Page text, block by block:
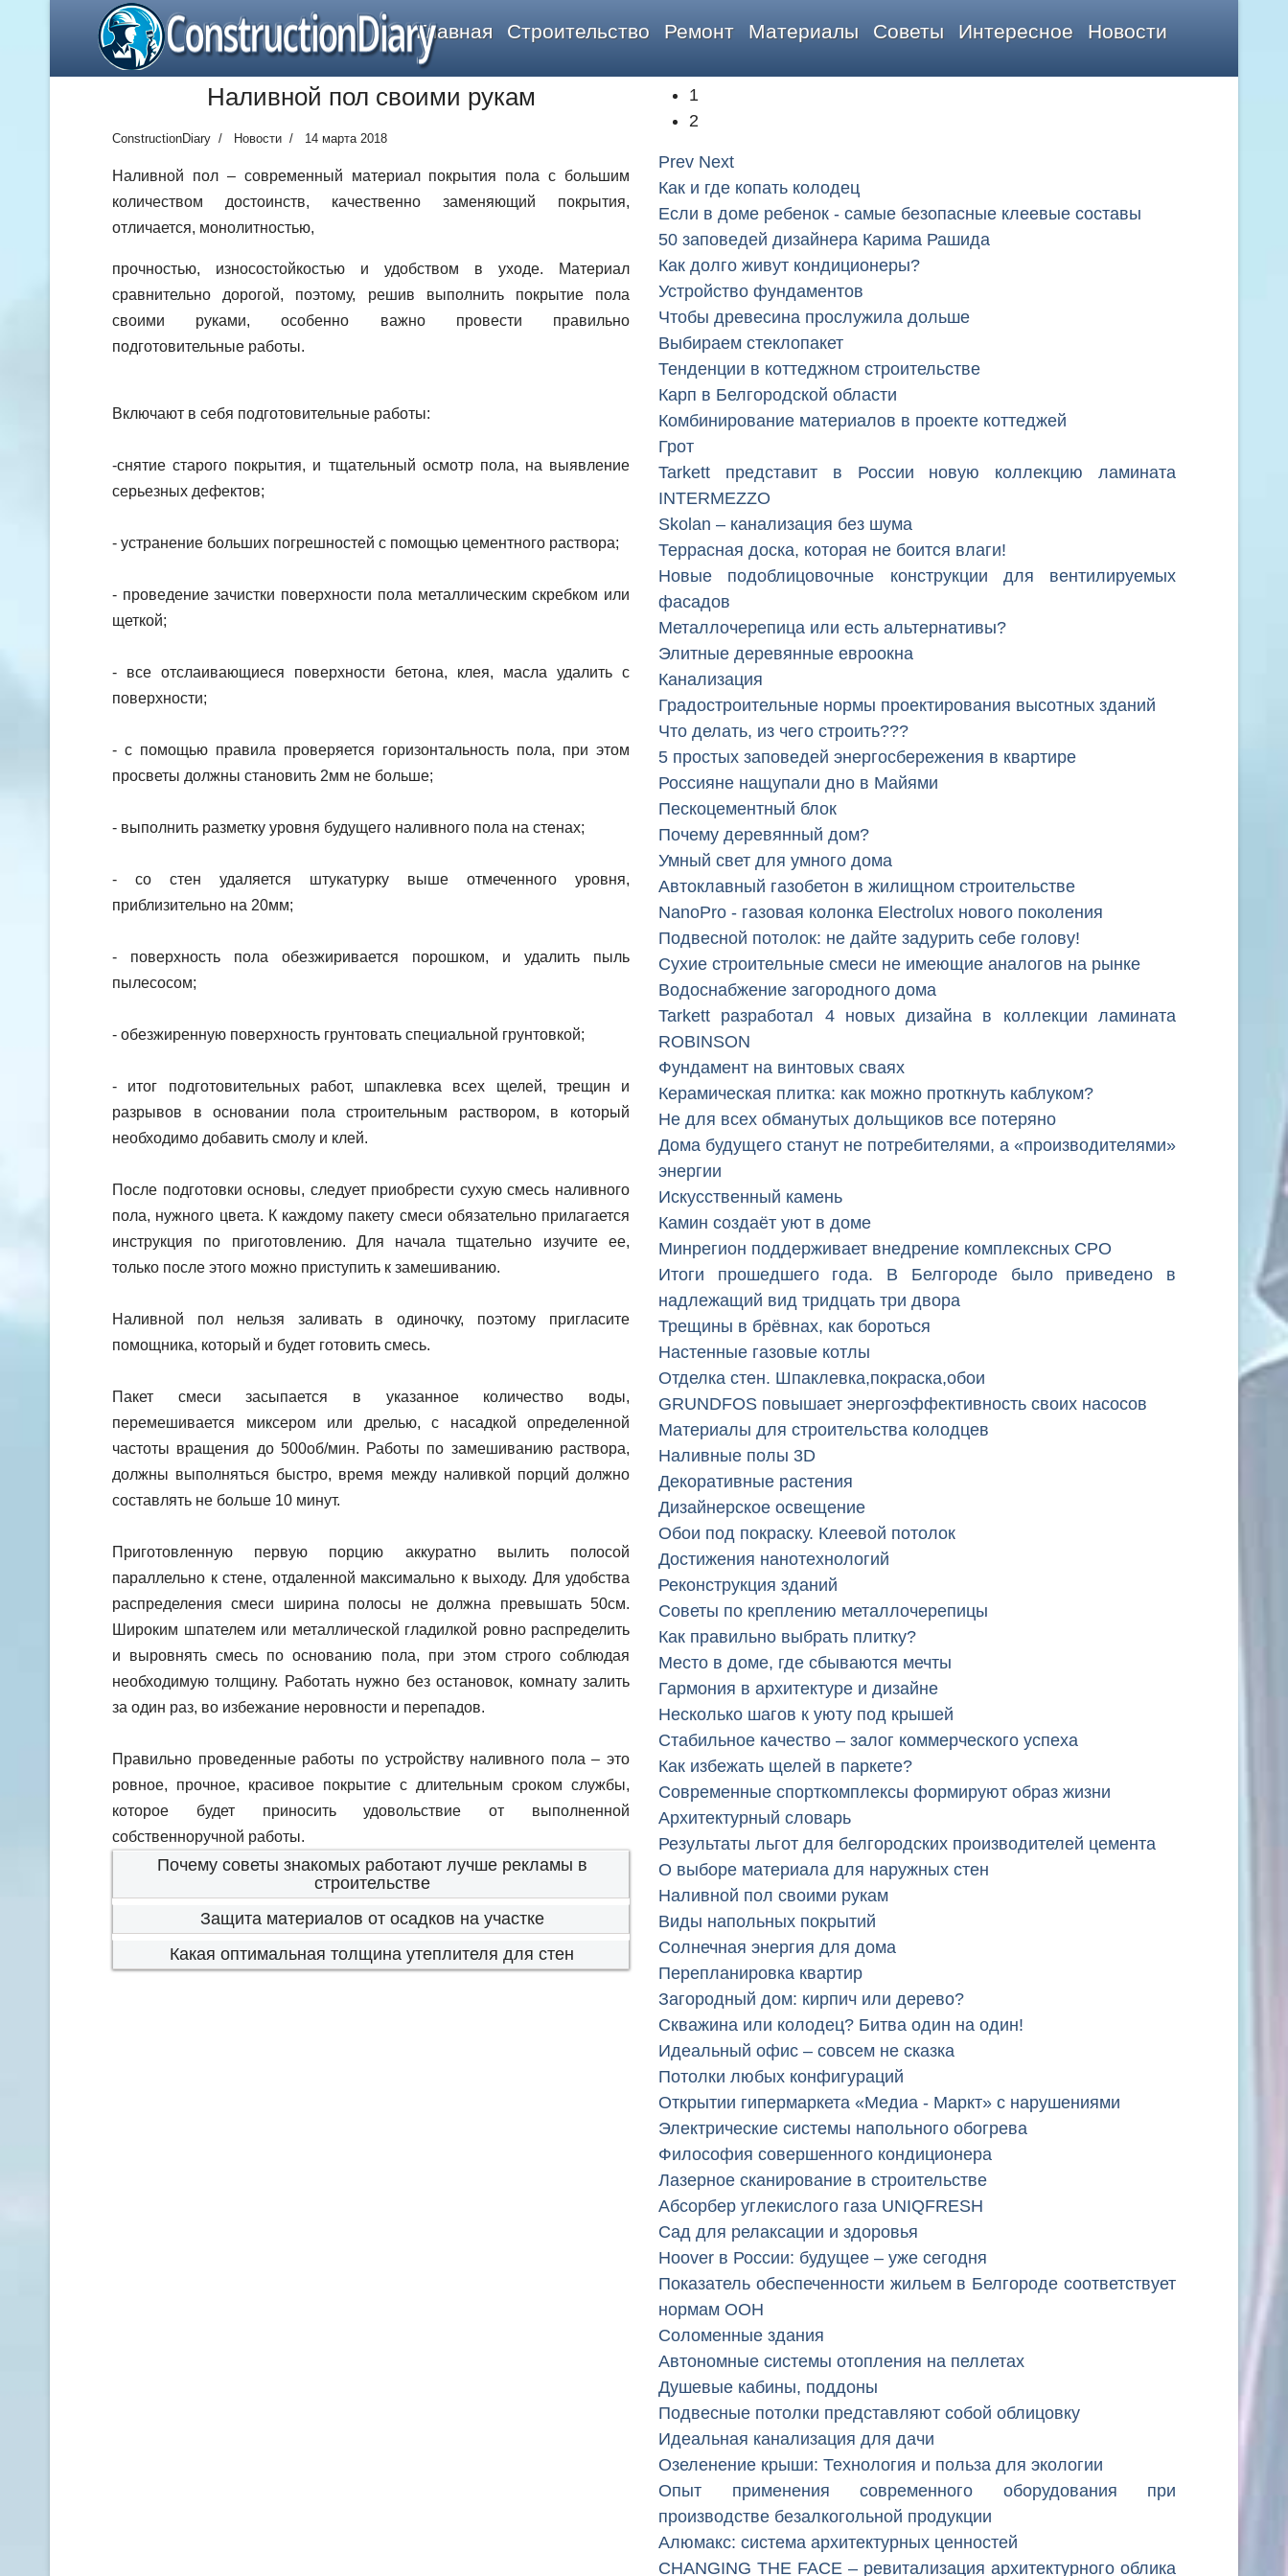
ConstructionDiaryГлавная Строительство Ремонт Материалы Советы Интересное Новости
Наливной пол своими рукам
ConstructionDiary Новости 14 марта 2018
Наливной пол – современный материал покрытия пола с большим
количеством достоинств, качественно заменяющий покрытия,
отличается, монолитностью,
прочностью, износостойкостью и удобством в уходе. Материал
сравнительно дорогой, поэтому, решив выполнить покрытие пола
своими руками, особенно важно провести правильно
подготовительные работы.
Включают в себя подготовительные работы:
-снятие старого покрытия, и тщательный осмотр пола, на выявление
серьезных дефектов;
- устранение больших погрешностей с помощью цементного раствора;
- проведение зачистки поверхности пола металлическим скребком или
щеткой;
- все отслаивающиеся поверхности бетона, клея, масла удалить с
поверхности;
- с помощью правила проверяется горизонтальность пола, при этом
просветы должны становить 2мм не больше;
- выполнить разметку уровня будущего наливного пола на стенах;
- со стен удаляется штукатурку выше отмеченного уровня,
приблизительно на 20мм;
- поверхность пола обезжиривается порошком, и удалить пыль
пылесосом;
- обезжиренную поверхность грунтовать специальной грунтовкой;
- итог подготовительных работ, шпаклевка всех щелей, трещин и
разрывов в основании пола строительным раствором, в который
необходимо добавить смолу и клей.
После подготовки основы, следует приобрести сухую смесь наливного
пола, нужного цвета. К каждому пакету смеси обязательно прилагается
инструкция по приготовлению. Для начала тщательно изучите ее,
только после этого можно приступить к замешиванию.
Наливной пол нельзя заливать в одиночку, поэтому пригласите
помощника, который и будет готовить смесь.
Пакет смеси засыпается в указанное количество воды,
перемешивается миксером или дрелью, с насадкой определенной
частоты вращения до 500об/мин. Работы по замешиванию раствора,
должны выполняться быстро, время между наливкой порций должно
составлять не больше 10 минут.
Приготовленную первую порцию аккуратно вылить полосой
параллельно к стене, отдаленной максимально к выходу. Для удобства
распределения смеси ширина полосы не должна превышать 50см.
Широким шпателем или металлической гладилкой ровно распределить
и выровнять смесь по основанию пола, при этом строго соблюдая
необходимую толщину. Работать нужно без остановок, комнату залить
за один раз, во избежание неровности и перепадов.
Правильно проведенные работы по устройству наливного пола – это
ровное, прочное, красивое покрытие с длительным сроком службы,
которое будет приносить удовольствие от выполненной
собственноручной работы.
Почему советы знакомых работают лучше рекламы в
строительстве
Защита материалов от осадков на участке
Какая оптимальная толщина утеплителя для стен
1
2
Prev Next
Как и где копать колодец
Если в доме ребенок - самые безопасные клеевые составы
50 заповедей дизайнера Карима Рашида
Как долго живут кондиционеры?
Устройство фундаментов
Чтобы древесина прослужила дольше
Выбираем стеклопакет
Тенденции в коттеджном строительстве
Карп в Белгородской области
Комбинирование материалов в проекте коттеджей
Грот
Tarkett представит в России новую коллекцию ламината
INTERMEZZO
Skolan – канализация без шума
Террасная доска, которая не боится влаги!
Новые подоблицовочные конструкции для вентилируемых
фасадов
Металлочерепица или есть альтернативы?
Элитные деревянные евроокна
Канализация
Градостроительные нормы проектирования высотных зданий
Что делать, из чего строить???
5 простых заповедей энергосбережения в квартире
Россияне нащупали дно в Майями
Пескоцементный блок
Почему деревянный дом?
Умный свет для умного дома
Автоклавный газобетон в жилищном строительстве
NanoPro - газовая колонка Electrolux нового поколения
Подвесной потолок: не дайте задурить себе голову!
Сухие строительные смеси не имеющие аналогов на рынке
Водоснабжение загородного дома
Tarkett разработал 4 новых дизайна в коллекции ламината
ROBINSON
Фундамент на винтовых сваях
Керамическая плитка: как можно проткнуть каблуком?
Не для всех обманутых дольщиков все потеряно
Дома будущего станут не потребителями, а «производителями»
энергии
Искусственный камень
Камин создаёт уют в доме
Минрегион поддерживает внедрение комплексных СРО
Итоги прошедшего года. В Белгороде было приведено в
надлежащий вид тридцать три двора
Трещины в брёвнах, как бороться
Настенные газовые котлы
Отделка стен. Шпаклевка,покраска,обои
GRUNDFOS повышает энергоэффективность своих насосов
Материалы для строительства колодцев
Наливные полы 3D
Декоративные растения
Дизайнерское освещение
Обои под покраску. Клеевой потолок
Достижения нанотехнологий
Реконструкция зданий
Советы по креплению металлочерепицы
Как правильно выбрать плитку?
Место в доме, где сбываются мечты
Гармония в архитектуре и дизайне
Несколько шагов к уюту под крышей
Стабильное качество – залог коммерческого успеха
Как избежать щелей в паркете?
Современные спорткомплексы формируют образ жизни
Архитектурный словарь
Результаты льгот для белгородских производителей цемента
О выборе материала для наружных стен
Наливной пол своими рукам
Виды напольных покрытий
Солнечная энергия для дома
Перепланировка квартир
Загородный дом: кирпич или дерево?
Скважина или колодец? Битва один на один!
Идеальный офис – совсем не сказка
Потолки любых конфигураций
Открытии гипермаркета «Медиа - Маркт» с нарушениями
Электрические системы напольного обогрева
Философия совершенного кондиционера
Лазерное сканирование в строительстве
Абсорбер углекислого газа UNIQFRESH
Сад для релаксации и здоровья
Hoover в России: будущее – уже сегодня
Показатель обеспеченности жильем в Белгороде соответствует
нормам ООН
Соломенные здания
Автономные системы отопления на пеллетах
Душевые кабины, поддоны
Подвесные потолки представляют собой облицовку
Идеальная канализация для дачи
Озеленение крыши: Технология и польза для экологии
Опыт применения современного оборудования при
производстве безалкогольной продукции
Алюмакс: система архитектурных ценностей
CHANGING THE FACE – ревитализация архитектурного облика